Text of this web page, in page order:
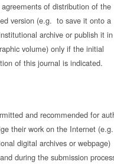
of distribution of the
version (e.g. to save it onto a
archive or publish it
volume) only if the initial
of this journal is indicated.
and recommended for
their work on the Internet (e.g.
digital archives or webpage)
during the submission